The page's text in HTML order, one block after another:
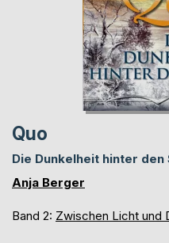
Quo
Die Dunkelheit hinter den
Anja Berger
Band 2: Zwischen Licht und